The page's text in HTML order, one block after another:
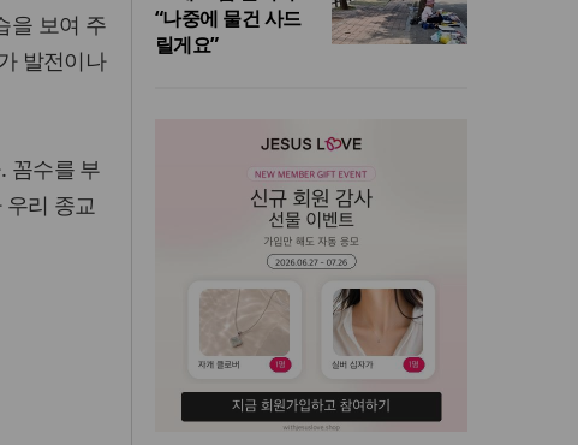
을 보여 주
발전이나
꼼수를 부
리 종교
“나중에 물건 사드
릴게요”